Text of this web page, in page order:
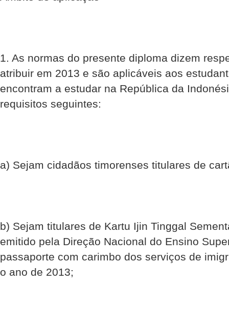
1. As normas do presente diploma dizem
atribuir em 2013 e são aplicáveis aos
encontram a estudar na República da
requisitos seguintes:
a) Sejam cidadãos timorenses titulares de
b) Sejam titulares de Kartu Ijin Tinggal
emitido pela Direção Nacional do Ensino
passaporte com carimbo dos serviços de
o ano de 2013;